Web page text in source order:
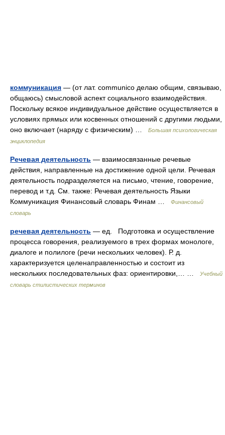
коммуникация — (от лат. communico делаю общим, связываю,
общаюсь) смысловой аспект социального взаимодействия.
Поскольку всякое индивидуальное действие осуществляется в
условиях прямых или косвенных отношений с другими людьми,
оно включает (наряду с физическим) …
Большая психологическая
энциклопедия
Речевая деятельность — взаимосвязанные речевые
действия, направленные на достижение одной цели. Речевая
деятельность подразделяется на письмо, чтение, говорение,
перевод и т.д. См. также: Речевая деятельность Языки
Коммуникация Финансовый словарь Финам …
Финансовый
словарь
речевая деятельность — ед. Подготовка и осуществление
процесса говорения, реализуемого в трех формах монологе,
диалоге и полилоге (речи нескольких человек). Р. д.
характеризуется целенаправленностью и состоит из
нескольких последовательных фаз: ориентировки,… …
Учебный
словарь стилистических терминов